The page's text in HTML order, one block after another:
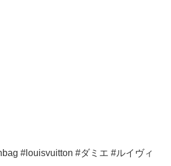
#louisvuitton #ダミエ #ルイヴィ